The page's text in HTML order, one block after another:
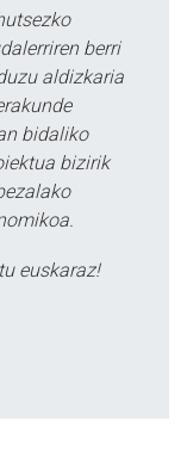
berri
aldizkaria
bidaliko
bizirik
euskaraz!